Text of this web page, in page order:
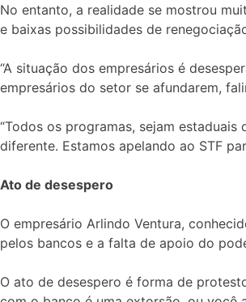
No entanto, a realidade se mostrou
e baixas possibilidades de
“A situação dos empresários é
empresários do setor se afundarem,
“Todos os programas, sejam
diferente. Estamos apelando ao STF
Ato de desespero
O empresário Arlindo Ventura,
pelos bancos e a falta de apoio do
O ato de desespero é forma de